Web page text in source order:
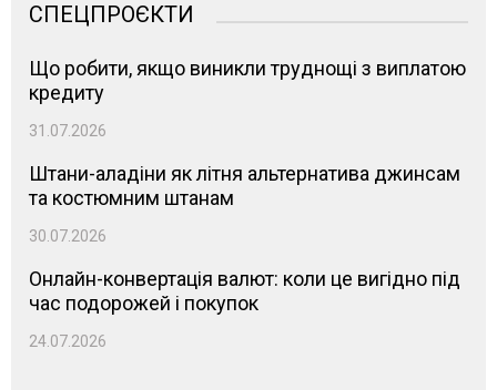
СПЕЦПРОЄКТИ
Що робити, якщо виникли труднощі з виплатою
кредиту
31.07.2026
Штани-аладіни як літня альтернатива джинсам
та костюмним штанам
30.07.2026
Онлайн-конвертація валют: коли це вигідно під
час подорожей і покупок
24.07.2026